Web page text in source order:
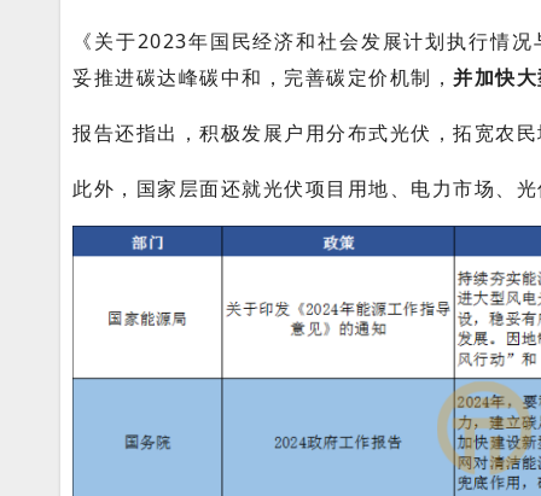
《关于2023年国民经济和社会发展计划执行情
妥推进碳达峰碳中和，完善碳定价机制， 并加快
报告还指出，积极发展户用分布式光伏，拓宽农
此外，国家层面还就光伏项目用地、电力市场、